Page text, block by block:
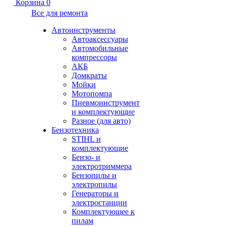
Корзина 0
Все для ремонта
Автоинструменты
Автоаксессуары
Автомобильные
компрессоры
АКБ
Домкраты
Мойки
Мотопомпа
Пневмоинструмент
и комплектующие
Разное (для авто)
Бензотехника
STIHL и
комплектующие
Бензо- и
электротриммера
Бензопилы и
электропилы
Генераторы и
электростанции
Комплектующее к
пилам